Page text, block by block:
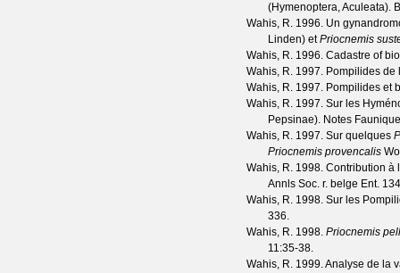
(Hymenoptera, Aculeata).
Wahis, R. 1996. Un
Linden) etPriocnemis
Wahis, R. 1996. Cadastre of
Wahis, R. 1997. Pompilides
Wahis, R. 1997. Pompilides et
Wahis, R. 1997. Sur les
Pepsinae). Notes
Wahis, R. 1997. Sur quelques
Priocnemis provencalis
Wahis, R. 1998. Contribution à
Annls Soc. r. belge Ent. 134
Wahis, R. 1998. Sur les
336.
Wahis, R. 1998. Priocnemis
11:35-38.
Wahis, R. 1999. Analyse de la